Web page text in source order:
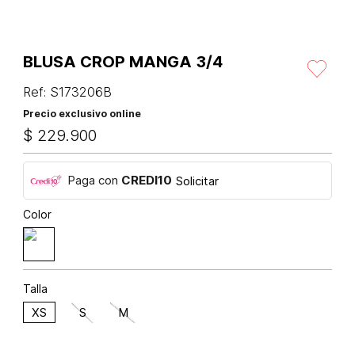
BLUSA CROP MANGA 3/4
Ref: S173206B
Precio exclusivo online
$ 229.900
Paga con CREDI10 Solicitar
Color
Talla
XS S M